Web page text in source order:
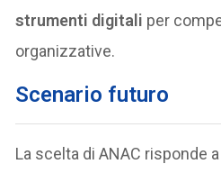
strumenti digitali per
organizzative.
Scenario futuro
La scelta di ANAC risponde a